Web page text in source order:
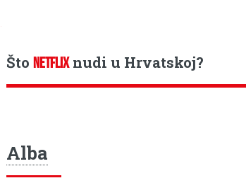
ŠtoNETFLIXnudi u Hrvatskoj?
Alba
Toggle